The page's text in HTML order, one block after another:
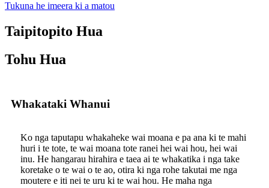
Tukuna he imeera ki a matou
Taipitopito Hua
Tohu Hua
Whakataki Whanui
Ko nga taputapu whakaheke wai moana e pa ana ki te mahi
huri i te tote, te wai moana tote ranei hei wai hou, hei wai
inu. He hangarau hirahira e taea ai te whakatika i nga take
koretake o te wai o te ao, otira ki nga rohe takutai me nga
moutere e iti nei te uru ki te wai hou. He maha nga